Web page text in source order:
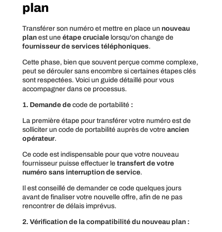
plan
Transférer son numéro et mettre en place un nouveau
planest une étape crucialelorsqu'on change de
fournisseur de services téléphoniques.
Cette phase, bien que souvent perçue comme complexe,
peut se dérouler sans encombre si certaines étapes clés
sont respectées. Voici un guide détaillé pour vous
accompagner dans ce processus.
1. Demande de code de portabilité:
La première étape pour transférer votre numéro est de
solliciter un code de portabilité auprès de votre ancien
opérateur.
Ce code est indispensable pour que votre nouveau
fournisseur puisse effectuer le transfert de votre
numéro sans interruption de service.
Il est conseillé de demander ce code quelques jours
avant de finaliser votre nouvelle offre, afin de ne pas
rencontrer de délais imprévus.
2. Vérification de la compatibilité du nouveau plan :